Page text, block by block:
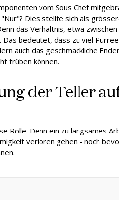
vom Sous Chef
Dies stellte sich als
das Verhältnis, etwa
Das bedeutet, dass zu viel
auch das geschmackliche
trüben können.
der Teller
Rolle. Denn ein zu langsames
verloren gehen - noch